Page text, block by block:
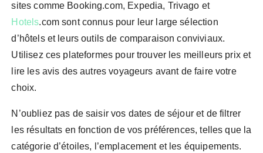
sites comme Booking.com, Expedia, Trivago et
Hotels.com sont connus pour leur large sélection
d’hôtels et leurs outils de comparaison conviviaux.
Utilisez ces plateformes pour trouver les meilleurs prix et
lire les avis des autres voyageurs avant de faire votre
choix.
N’oubliez pas de saisir vos dates de séjour et de filtrer
les résultats en fonction de vos préférences, telles que la
catégorie d’étoiles, l’emplacement et les équipements.